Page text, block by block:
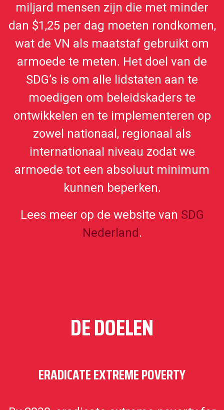
miljard mensen zijn die met minder
dan $1,25 per dag moeten rondkomen,
wat de VN als maatstaf gebruikt om
armoede te meten. Het doel van de
SDG’s is om alle lidstaten aan te
moedigen om beleidskaders te
ontwikkelen en te implementeren op
zowel nationaal, regionaal als
internationaal niveau zodat we
armoede tot een absoluut minimum
kunnen beperken.
Lees meer op de website van SDG
Nederland .
DE DOELEN
ERADICATE EXTREME POVERTY